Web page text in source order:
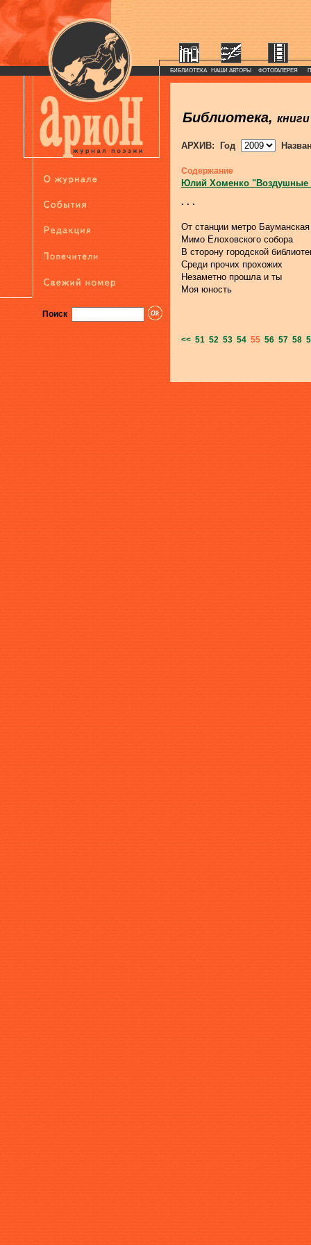
Поиск
БИБЛИОТЕКА НАШИ АВТОРЫ ФОТОГАЛЕРЕЯ
Библиотека, книги
АРХИВ: Год
Содержание
Юлий Хоменко
. . .
От станции метро Бауманская
Мимо Елоховского собора
В сторону городской
Среди прочих прохожих
Незаметно прошла и ты
Моя юность
<< 51 52 53 54 55 56 57 58